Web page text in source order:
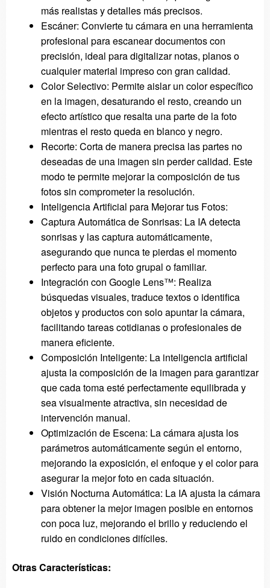
más realistas y detalles más precisos.
Escáner: Convierte tu cámara en una herramienta
profesional para escanear documentos con
precisión, ideal para digitalizar notas, planos o
cualquier material impreso con gran calidad.
Color Selectivo: Permite aislar un color específico
en la imagen, desaturando el resto, creando un
efecto artístico que resalta una parte de la foto
mientras el resto queda en blanco y negro.
Recorte: Corta de manera precisa las partes no
deseadas de una imagen sin perder calidad. Este
modo te permite mejorar la composición de tus
fotos sin comprometer la resolución.
Inteligencia Artificial para Mejorar tus Fotos:
Captura Automática de Sonrisas: La IA detecta
sonrisas y las captura automáticamente,
asegurando que nunca te pierdas el momento
perfecto para una foto grupal o familiar.
Integración con Google Lens™: Realiza
búsquedas visuales, traduce textos o identifica
objetos y productos con solo apuntar la cámara,
facilitando tareas cotidianas o profesionales de
manera eficiente.
Composición Inteligente: La inteligencia artificial
ajusta la composición de la imagen para garantizar
que cada toma esté perfectamente equilibrada y
sea visualmente atractiva, sin necesidad de
intervención manual.
Optimización de Escena: La cámara ajusta los
parámetros automáticamente según el entorno,
mejorando la exposición, el enfoque y el color para
asegurar la mejor foto en cada situación.
Visión Nocturna Automática: La IA ajusta la cámara
para obtener la mejor imagen posible en entornos
con poca luz, mejorando el brillo y reduciendo el
ruido en condiciones difíciles.
Otras Características: